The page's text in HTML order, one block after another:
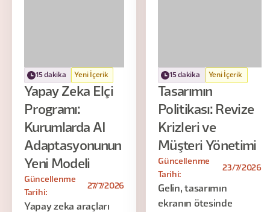
15 dakika Yeni İçerik
Yapay Zeka Elçi
Programı:
Kurumlarda AI
Adaptasyonunun
Yeni Modeli
Güncellenme
Tarihi:
27/7/2026
Yapay zeka araçları
15 dakika Yeni İçerik
Tasarımın
Politikası: Revize
Krizleri ve
Müşteri Yönetimi
Güncellenme
Tarihi:
23/7/2026
Gelin, tasarımın
ekranın ötesinde